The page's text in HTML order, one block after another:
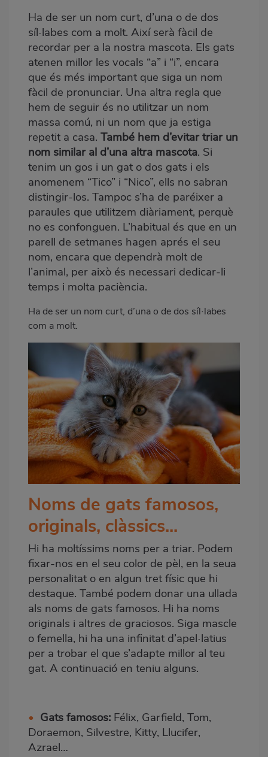
Ha de ser un nom curt, d’una o de dos
síl·labes com a molt. Així serà fàcil de
recordar per a la nostra mascota. Els gats
atenen millor les vocals “a” i “i”, encara
que és més important que siga un nom
fàcil de pronunciar. Una altra regla que
hem de seguir és no utilitzar un nom
massa comú, ni un nom que ja estiga
repetit a casa. També hem d’evitar triar un
nom similar al d’una altra mascota. Si
tenim un gos i un gat o dos gats i els
anomenem “Tico” i “Nico”, ells no sabran
distingir-los. Tampoc s’ha de paréixer a
paraules que utilitzem diàriament, perquè
no es confonguen. L’habitual és que en un
parell de setmanes hagen aprés el seu
nom, encara que dependrà molt de
l’animal, per això és necessari dedicar-li
temps i molta paciència.
Ha de ser un nom curt, d’una o de dos síl·labes
com a molt.
Noms de gats famosos,
originals, clàssics...
Hi ha moltíssims noms per a triar. Podem
fixar-nos en el seu color de pèl, en la seua
personalitat o en algun tret físic que hi
destaque. També podem donar una ullada
als noms de gats famosos. Hi ha noms
originals i altres de graciosos. Siga mascle
o femella, hi ha una infinitat d’apel·latius
per a trobar el que s’adapte millor al teu
gat. A continuació en teniu alguns.
• Gats famosos: Félix, Garfield, Tom,
Doraemon, Silvestre, Kitty, Llucifer,
Azrael…